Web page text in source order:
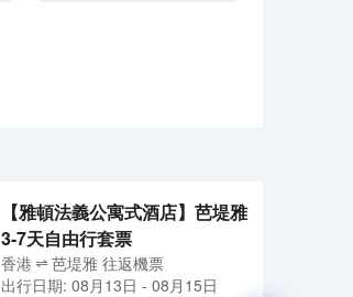
【雅頓法義公寓式酒店】芭堤雅
3-7天自由行套票
香港 芭堤雅 往返機票
出行日期: 08月13日 - 08月15日